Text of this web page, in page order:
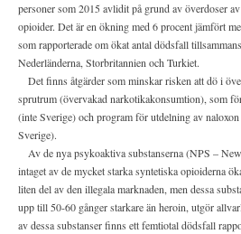
personer som 2015 avlidit på grund av överdoser
opioider. Det är en ökning med 6 procent jämfört
som rapporterade om ökat antal dödsfall
Nederländerna, Storbritannien och Turkiet.
Det finns åtgärder som minskar risken att dö i
sprutrum (övervakad narkotikakonsumtion), som
(inte Sverige) och program för utdelning av
Sverige).
Av de nya psykoaktiva substanserna (NPS –
intaget av de mycket starka syntetiska opioiderna
liten del av den illegala marknaden, men dessa
upp till 50-60 gånger starkare än heroin, utgör
av dessa substanser finns ett femtiotal dödsfall